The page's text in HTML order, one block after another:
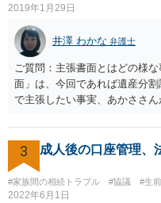
2019年1月29日
井澤 わかな 弁護士
ご質問：主張書面とはどの様
面」は、今回であれば遺産分
で主張したい事実、あかささ
ります。 もし、主張したい
資料を持っているようであれ
し、お姉さんに見られたくな
望に関する申出書」と共に提
いた方が良い事と書かない方
3 成人後の口座管理、
#家族間の相続トラブル #協議 #生
2022年6月1日